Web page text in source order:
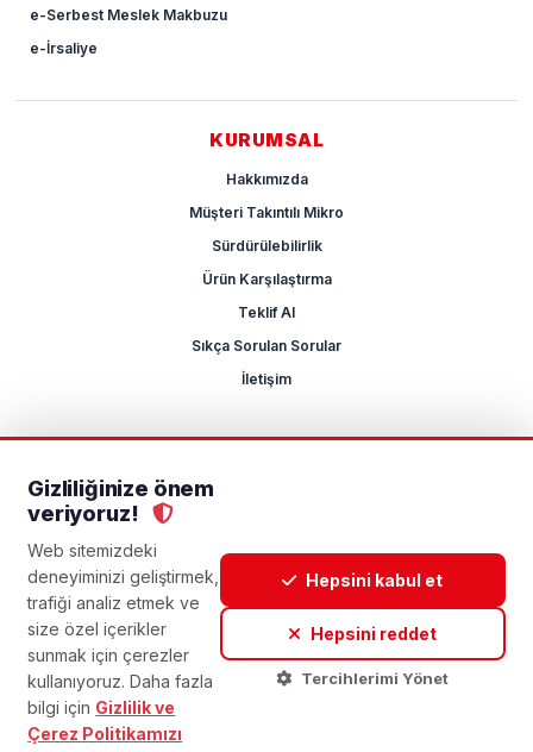
Gizliliğinize önem
veriyoruz!
Web sitemizdeki
deneyiminizi geliştirmek,
trafiği analiz etmek ve
size özel içerikler
sunmak için çerezler
kullanıyoruz. Daha fazla
bilgi için Gizlilik ve
Çerez Politikamızı
Hepsini kabul et
Hepsini reddet
Tercihlerimi Yönet
e-Serbest Meslek Makbuzu
e-İrsaliye
KURUMSAL
Hakkımızda
Müşteri Takıntılı Mikro
Sürdürülebilirlik
Ürün Karşılaştırma
Teklif Al
Sıkça Sorulan Sorular
İletişim
KVKKGizlilik Politikası